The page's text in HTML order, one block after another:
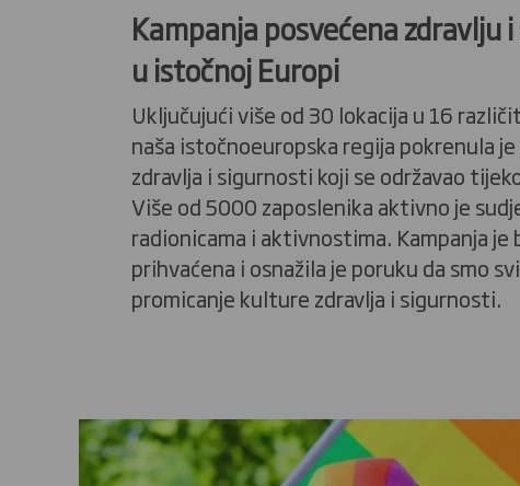
Kampanja posvećena zdravlju
u istočnoj Europi
Uključujući više od 30 lokacija u 16
naša istočnoeuropska regija pokrenula je
zdravlja i sigurnosti koji se održavao
Više od 5000 zaposlenika aktivno je
radionicama i aktivnostima. Kampanja je
prihvaćena i osnažila je poruku da smo
promicanje kulture zdravlja i sigurnosti.